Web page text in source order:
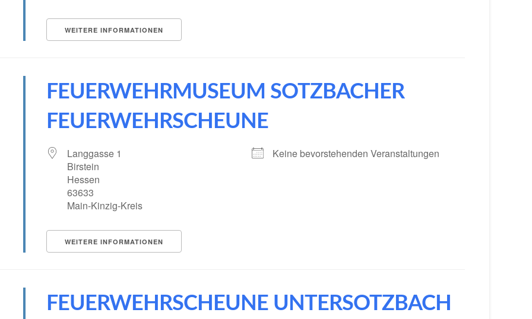
WEITERE INFORMATIONEN
FEUERWEHRMUSEUM SOTZBACHER
FEUERWEHRSCHEUNE
Langgasse 1
Birstein
Hessen
63633
Main-Kinzig-Kreis
Keine bevorstehenden Veranstaltungen
WEITERE INFORMATIONEN
FEUERWEHRSCHEUNE UNTERSOTZBACH